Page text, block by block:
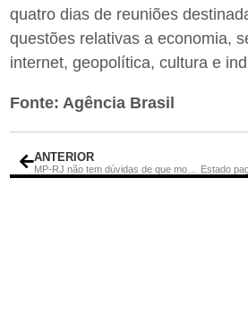
quatro dias de reuniões
questões relativas a economia,
internet, geopolítica, cultura e
Fonte: Agência Brasil
ANTERIOR
MP-RJ não tem dúvidas de que morte de Marielle está ligada a milícias